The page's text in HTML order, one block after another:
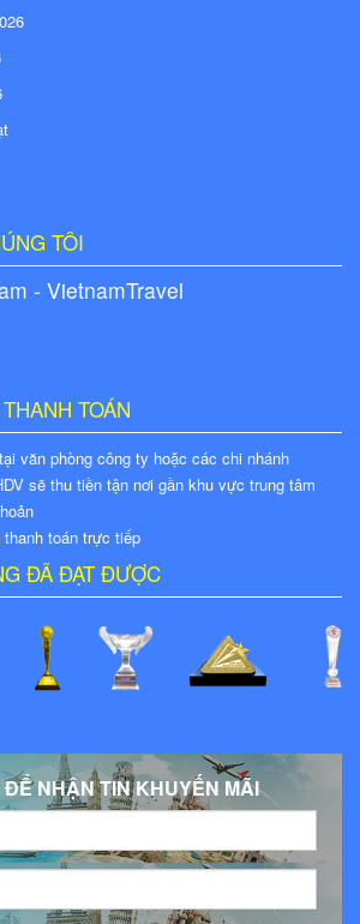
TÔI
- VietnamTravel
TOÁN
văn phòng công ty hoặc các chi nhánh
sẽ thu tiền tận nơi gần khu vực trung tâm
toán trực tiếp
ĐÃ ĐẠT ĐƯỢC
NHẬN TIN KHUYẾN MÃI